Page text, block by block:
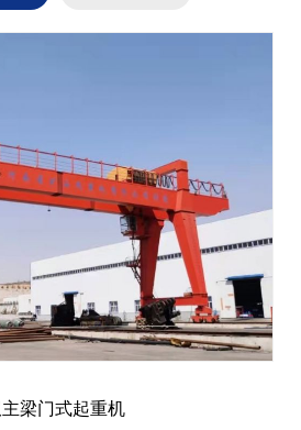
梁门式起重机